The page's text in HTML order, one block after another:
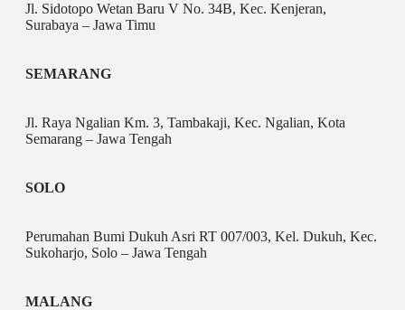
Jl. Sidotopo Wetan Baru V No. 34B, Kec. Kenjeran,
Surabaya – Jawa Timu
SEMARANG
Jl. Raya Ngalian Km. 3, Tambakaji, Kec. Ngalian, Kota
Semarang – Jawa Tengah
SOLO
Perumahan Bumi Dukuh Asri RT 007/003, Kel. Dukuh, Kec.
Sukoharjo, Solo – Jawa Tengah
MALANG